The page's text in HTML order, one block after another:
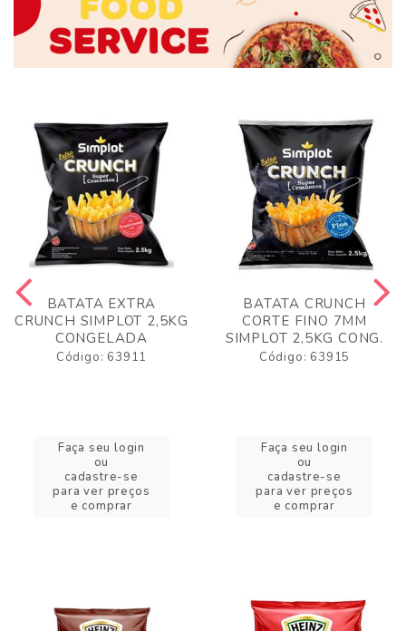
BATATA EXTRA
CRUNCH SIMPLOT 2,5KG
CONGELADA
Código: 63911
Faça seu login
ou
cadastre-se
para ver preços
e comprar
BATATA CRUNCH
CORTE FINO 7MM
SIMPLOT 2,5KG CONG.
Código: 63915
Faça seu login
ou
cadastre-se
para ver preços
e comprar